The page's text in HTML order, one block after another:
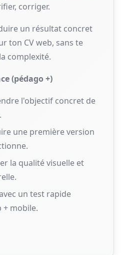
corriger.
un résultat concret
ton CV web, sans te
complexité.
(pédago +)
l'objectif concret de
une première version
la qualité visuelle et
un test rapide
+ mobile.